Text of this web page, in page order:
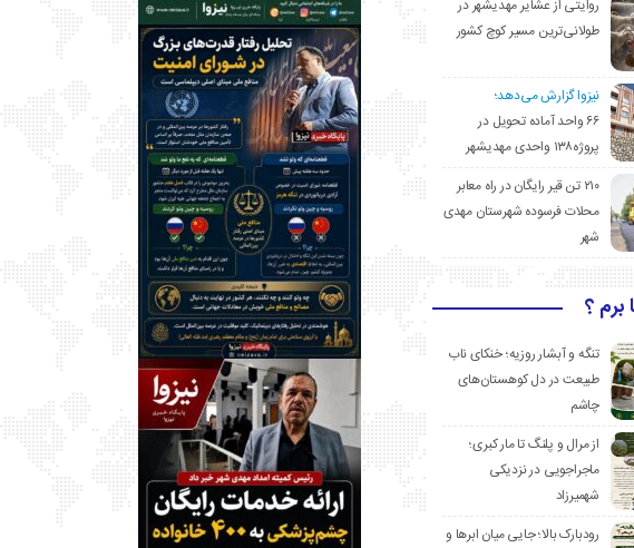
روایتی از عشایر مهدیشهر در
طولانی‌ترین مسیر کوچ کشور
نیزوا گزارش می‌دهد؛
۶۶ واحد آماده تحویل در
پروژه۱۳۸ واحدی مهدیشهر
۲۱۰ تن قیر رایگان در راه معابر
محلات فرسوده شهرستان مهدی
شهر
برم ؟
تنگه و آبشار روزیه؛ خنکای ناب
طبیعت در دل کوهستان‌های
چاشم
از مرال و پلنگ تا مار کبری؛
ماجراجویی در نزدیکی
شهمیرزاد
رودبارک بالا؛ جایی میان ابرها و